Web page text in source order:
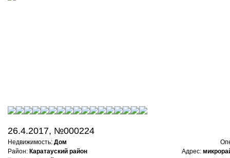
26.4.2017, №000224
Недвижимость: Дом
Район: Каратауский район Адрес: